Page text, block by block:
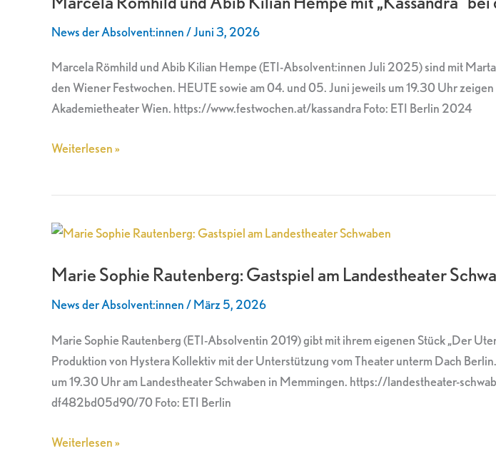
News der Absolvent:innen/Juni 3, 2026
Marcela Römhild und Abib Kilian Hempe (ETI-Absolvent:innen Juli 2025) sind mit
den Wiener Festwochen. HEUTE sowie am 04. und 05. Juni jeweils um 19.30 Uhr
Akademietheater Wien. https://www.festwochen.at/kassandra Foto: ETI Berlin 2024
Kilian
Hempe
mit
„Kassandra“
den
Weiterlesen »
Marie Sophie Rautenberg: Gastspiel am Landestheater
News der Absolvent:innen/März 5, 2026
Marie Sophie Rautenberg (ETI-Absolventin 2019) gibt mit ihrem eigenen Stück „Der
Produktion von Hystera Kollektiv mit der Unterstützung vom Theater unterm Dach
um 19.30 Uhr am Landestheater Schwaben in Memmingen. https://landestheater-
df482bd05d90/70 Foto: ETI Berlin
Marie
Rautenberg:
am
Landestheater
Schwaben
Weiterlesen »